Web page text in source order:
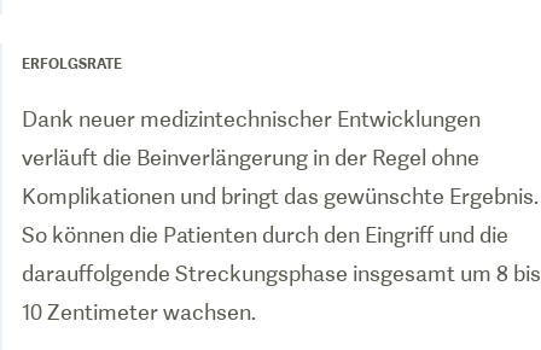
ERFOLGSRATE
Dank neuer medizintechnischer Entwicklungen
verläuft die Beinverlängerung in der Regel ohne
Komplikationen und bringt das gewünschte Ergebnis.
So können die Patienten durch den Eingriff und die
darauffolgende Streckungsphase insgesamt um 8 bis
10 Zentimeter wachsen.